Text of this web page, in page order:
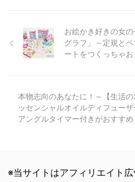
お絵かき好きの女
グラフ」～定規と
ートをつくっちゃお
本物志向のあなたに！～【生活
ッセンシャルオイルディフューザ
アングルタイマー付きがおすすめ
※当サイトはアフィリエイト